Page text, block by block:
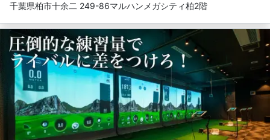
千葉県柏市十余二 249-86マルハンメガシティ柏2階